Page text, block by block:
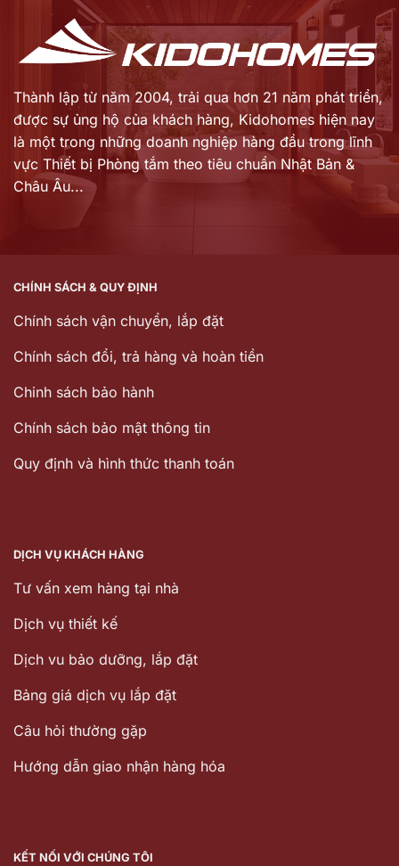
Thành lập từ năm 2004, trải qua hơn 21 năm phát triển,
được sự ủng hộ của khách hàng, Kidohomes hiện nay
là một trong những doanh nghiệp hàng đầu trong lĩnh
vực Thiết bị Phòng tắm theo tiêu chuẩn Nhật Bản &
Châu Âu...
CHÍNH SÁCH & QUY ĐỊNH
Chính sách vận chuyển, lắp đặt
Chính sách đổi, trả hàng và hoàn tiền
Chinh sách bảo hành
Chính sách bảo mật thông tin
Quy định và hình thức thanh toán
DỊCH VỤ KHÁCH HÀNG
Tư vấn xem hàng tại nhà
Dịch vụ thiết kế
Dịch vu bảo dưỡng, lắp đặt
Bảng giá dịch vụ lắp đặt
Câu hỏi thường gặp
Hướng dẫn giao nhận hàng hóa
KẾT NỐI VỚI CHÚNG TÔI